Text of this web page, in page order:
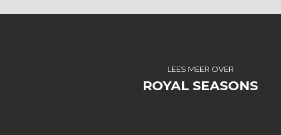
LEES MEER OVER
ROYAL SEASONS